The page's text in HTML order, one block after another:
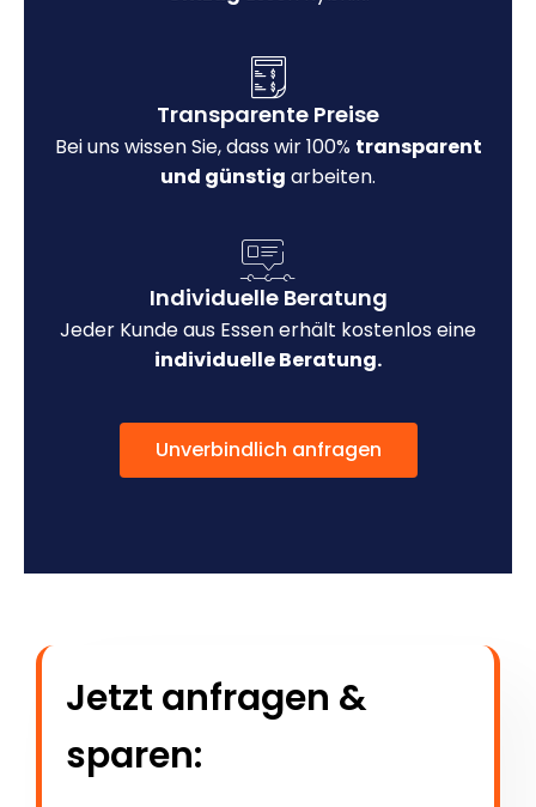
Transparente Preise
Bei uns wissen Sie, dass wir 100% transparent
und günstig arbeiten.
Individuelle Beratung
Jeder Kunde aus Essen erhält kostenlos eine
individuelle Beratung.
Unverbindlich anfragen
Jetzt anfragen &
sparen: